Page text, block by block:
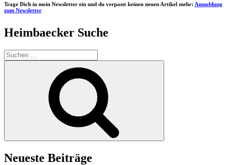
Trage Dich in mein Newsletter ein und du verpasst keinen neuen Artikel mehr: Anmeldung
zum Newsletter
Heimbaecker Suche
Suchen
nach:
Neueste Beiträge